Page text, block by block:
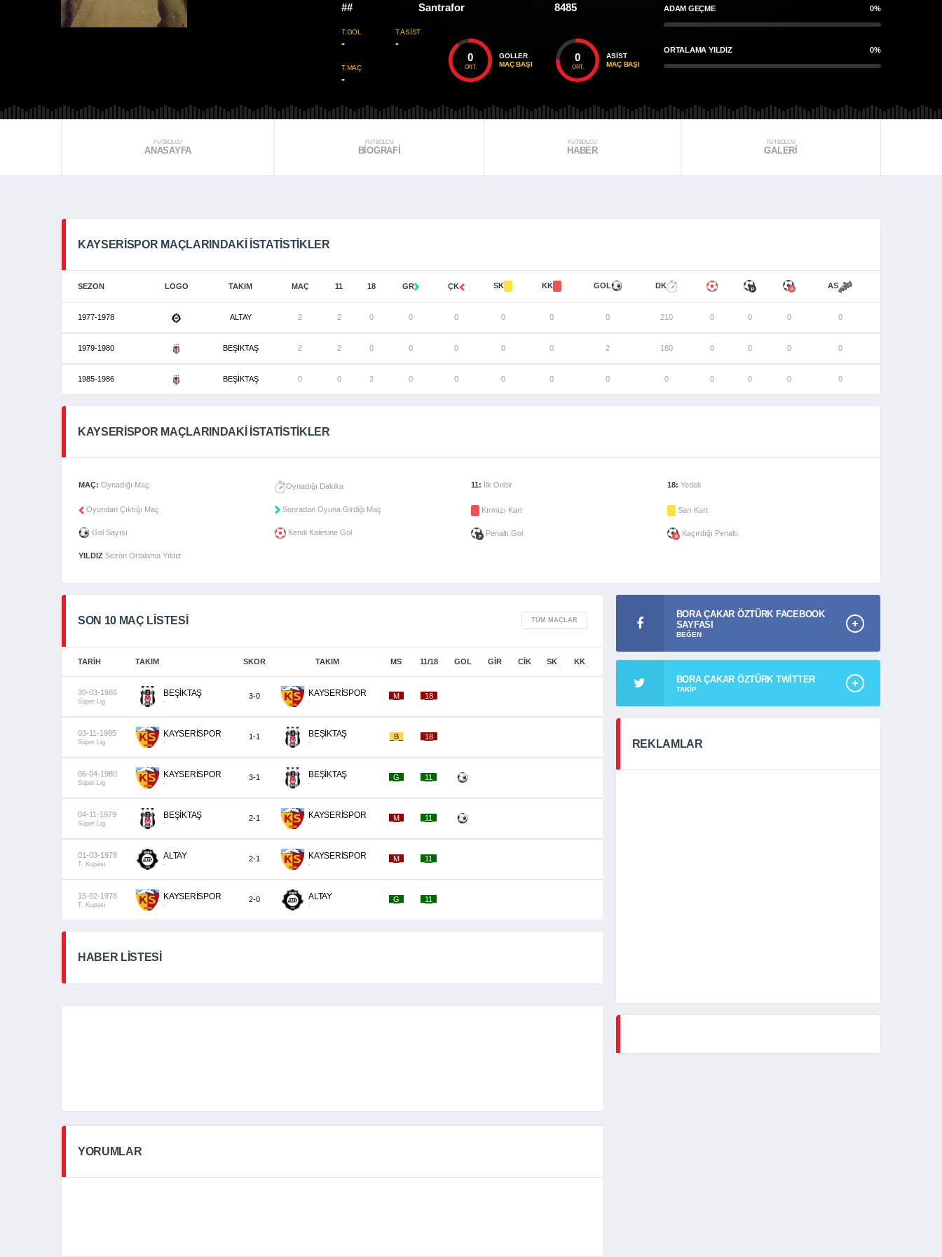
## Santrafor 8485
T.GOL
-
T.ASIST
-
T.MAÇ
-
0
ORT.
GOLLER
MAÇ BAŞI
0
ORT.
ASIST
MAÇ BAŞI
ADAM GEÇME 0%
ORTALAMA YILDIZ 0%
FUTBOLCU
ANASAYFA
FUTBOLCU
BIOGRAFI
FUTBOLCU
HABER
FUTBOLCU
GALERI
KAYSERISPOR MAÇLARINDAKI İSTATISTIKLER
SEZON LOGO TAKIM MAÇ 11 18 GR ÇK SK KK GOL DK AS
1977-1978 ALTAY 2 2 0 0 0 0 0 0 210 0 0 0 0
1979-1980 BEŞİKTAŞ 2 2 0 0 0 0 0 2 180 0 0 0 0
1985-1986 BEŞİKTAŞ 0 0 2 0 0 0 0 0 0 0 0 0 0
KAYSERISPOR MAÇLARINDAKI İSTATISTIKLER
MAÇ: Oynadığı Maç Oynadığı Dakika 11: İlk Onbir 18: Yedek
Oyundan Çıktığı Maç Sonradan Oyuna Girdiği Maç Kırmızı Kart Sarı Kart
Gol Sayısı Kendi Kalesine Gol Penaltı Gol Kaçırdığı Penaltı
YILDIZ Sezon Ortalama Yıldız
SON 10 MAÇ LISTESI TÜM MAÇLAR
TARIH TAKIM SKOR TAKIM MS 11/18 GOL GİR CİK SK KK
30-03-1986
Süper Lig
BEŞİKTAŞ
-
3-0 KAYSERİSPOR
-
_M_ _18_
03-11-1985
Süper Lig
KAYSERİSPOR
-
1-1 BEŞİKTAŞ
-
_B_ _18_
06-04-1980
Süper Lig
KAYSERİSPOR
-
3-1 BEŞİKTAŞ
-
_G_ _11_
04-11-1979
Süper Lig
BEŞİKTAŞ
-
2-1 KAYSERİSPOR
-
_M_ _11_
01-03-1978
T. Kupası
ALTAY
-
2-1 KAYSERİSPOR
-
_M_ _11_
15-02-1978
T. Kupası
KAYSERİSPOR
-
2-0 ALTAY
-
_G_ _11_
HABER LİSTESİ
YORUMLAR
BORA ÇAKAR ÖZTÜRK FACEBOOK
SAYFASI
BEĞEN
BORA ÇAKAR ÖZTÜRK TWITTER
TAKIP
REKLAMLAR